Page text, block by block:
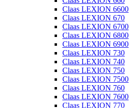
Claas LEXION 6600
Claas LEXION 670
Claas LEXION 6700
Claas LEXION 6800
Claas LEXION 6900
Claas LEXION 730
Claas LEXION 740
Claas LEXION 750
Claas LEXION 7500
Claas LEXION 760
Claas LEXION 7600
Claas LEXION 770